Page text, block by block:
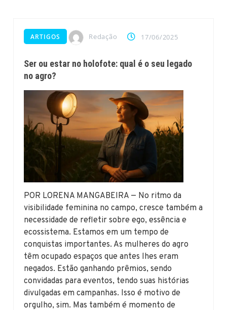
ARTIGOS Redação 17/06/2025
Ser ou estar no holofote: qual é o seu legado
no agro?
POR LORENA MANGABEIRA — No ritmo da
visibilidade feminina no campo, cresce também a
necessidade de refletir sobre ego, essência e
ecossistema. Estamos em um tempo de
conquistas importantes. As mulheres do agro
têm ocupado espaços que antes lhes eram
negados. Estão ganhando prêmios, sendo
convidadas para eventos, tendo suas histórias
divulgadas em campanhas. Isso é motivo de
orgulho, sim. Mas também é momento de